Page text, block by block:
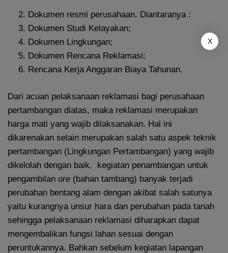
Dokumen resmi perusahaan. Diantaranya :
Dokumen Studi Kelayakan;
Dokumen Lingkungan;
Dokumen Rencana Reklamasi;
Rencana Kerja Anggaran Biaya Tahunan.
Dari acuan pelaksanaan reklamasi bagi perusahaan
pertambangan diatas, maka reklamasi merupakan
harga mati yang wajib dilaksanakan. Hal ini
dikarenakan selain merupakan salah satu aspek teknik
pertambangan (Lingkungan Pertambangan) yang wajib
dikelolah dengan baik, kegiatan penambangan untuk
pengambilan ore (bahan tambang) banyak terjadi
perubahan bentang alam dengan akibat salah satunya
yaitu kurangnya unsur hara dan perubahan pada tanah
sehingga pelaksanaan reklamasi diharapkan dapat
mengembalikan fungsi lahan sesuai dengan
peruntukannya. Bahkan sebelum kegiatan lapangan
X